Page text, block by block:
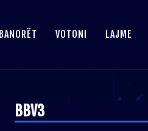
BANORËT VOTONI LAJME
BBV3